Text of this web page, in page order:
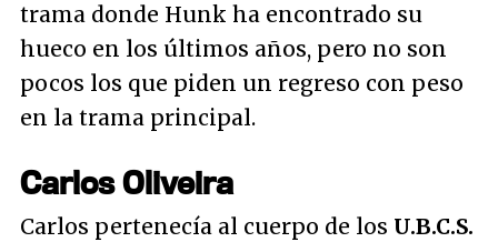
trama donde Hunk ha encontrado su
hueco en los últimos años, pero no son
pocos los que piden un regreso con peso
en la trama principal.
Carlos Oliveira
Carlos pertenecía al cuerpo de los U.B.C.S.